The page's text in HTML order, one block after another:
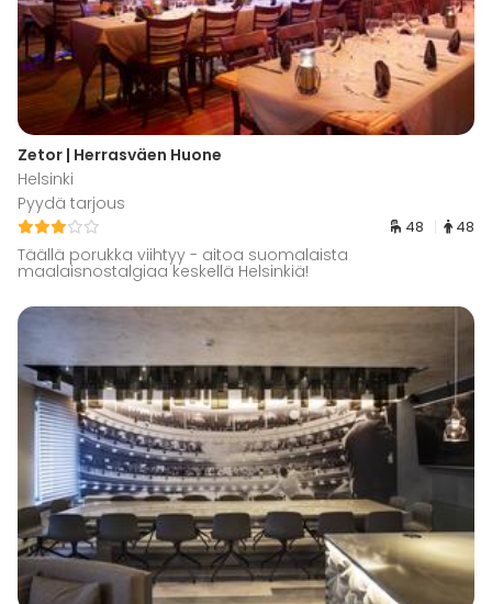
Zetor | Herrasväen Huone
Helsinki
Pyydä tarjous
48 48
Täällä porukka viihtyy - aitoa suomalaista
maalaisnostalgiaa keskellä Helsinkiä!